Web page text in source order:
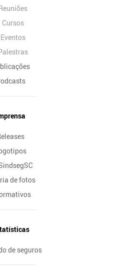
Cursos
Eventos
de fotos
de seguros